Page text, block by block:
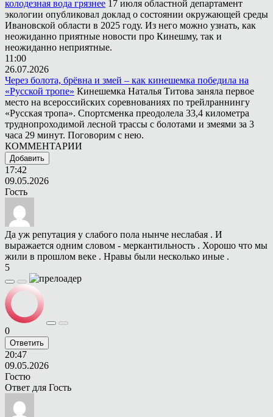
колодезная вода грязнее 17 июля областной департамент
экологии опубликовал доклад о состоянии окружающей среды
Ивановской области в 2025 году. Из него можно узнать, как
неожиданно приятные новости про Кинешму, так и
неожиданно неприятные.
11:00
26.07.2026
Через болота, брёвна и змей – как кинешемка победила на
«Русской тропе» Кинешемка Наталья Титова заняла первое
место на всероссийских соревнованиях по трейлраннингу
«Русская тропа». Спортсменка преодолела 33,4 километра
труднопроходимой лесной трассы с болотами и змеями за 3
часа 29 минут. Поговорим с нею.
КОММЕНТАРИИ
Добавить
17:42
09.05.2026
Гость
Да уж репутация у слабого пола нынче неслабая . И
выражается одним словом - меркантильность . Хорошо что мы
жили в прошлом веке . Нравы были несколько иные .
5
0
Ответить
20:47
09.05.2026
Гостю
Ответ для Гость